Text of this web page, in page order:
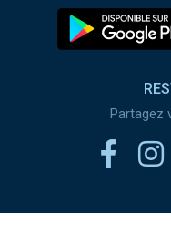
Partagez